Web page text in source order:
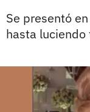
Se presentó
hasta